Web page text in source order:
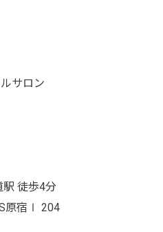
サロン
駅 徒歩4分
原宿Ⅰ 204